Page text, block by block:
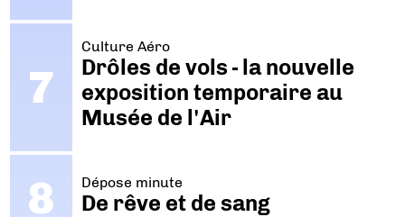
Culture Aéro
Drôles de vols - la nouvelle
exposition temporaire au
Musée de l'Air
Dépose minute
De rêve et de sang